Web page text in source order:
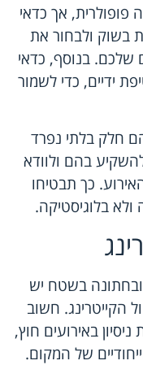
פופולרית, אך כדאי
בשוק ולבחור את
שלכם. בנוסף, כדאי
ידיים, כדי לשמור
הם חלק בלתי נפרד
בהם ולוודא
כך תבטיחו
ולא בלוגיסטיקה.
ובחתונה בשטח יש
הקייטרינג. חשוב
באירועים חוץ,
של המקום.